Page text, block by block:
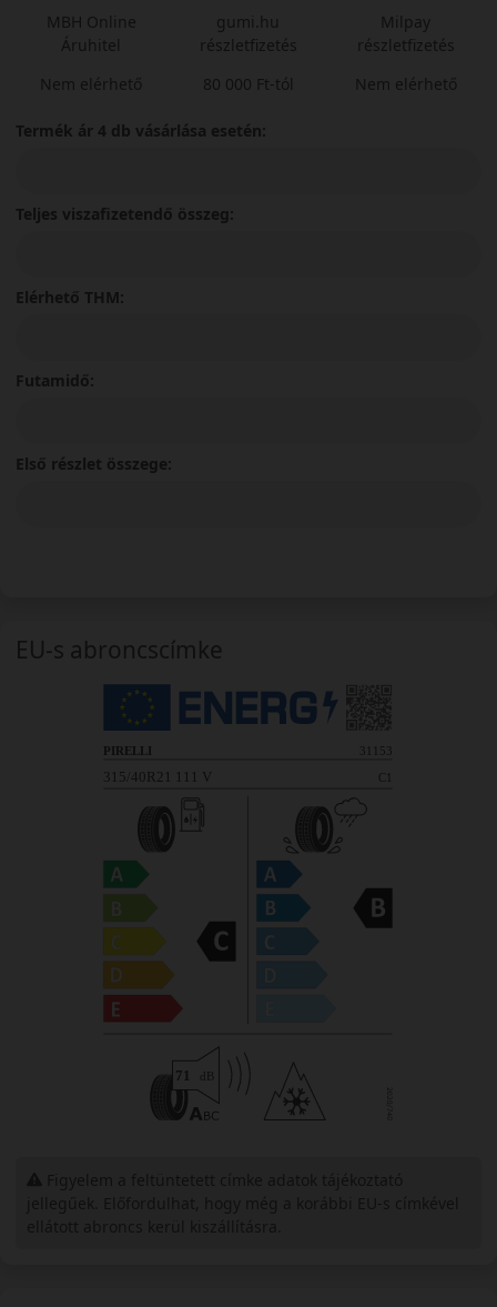
MBH Online
Áruhitel
Nem elérhető
gumi.hu
részletfizetés
80 000 Ft-tól
Milpay
részletfizetés
Nem elérhető
Termék ár 4 db vásárlása esetén:
Teljes viszafizetendő összeg:
Elérhető THM:
Futamidő:
Első részlet összege:
EU-s abroncscímke